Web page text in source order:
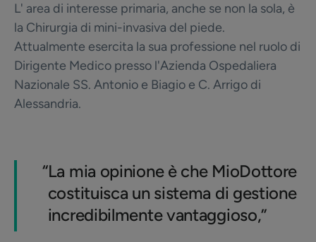
L' area di interesse primaria, anche se non la sola, è
la Chirurgia di mini-invasiva del piede.
Attualmente esercita la sua professione nel ruolo di
Dirigente Medico presso l'Azienda Ospedaliera
Nazionale SS. Antonio e Biagio e C. Arrigo di
Alessandria.
“La mia opinione è che MioDottore
costituisca un sistema di gestione
incredibilmente vantaggioso,”